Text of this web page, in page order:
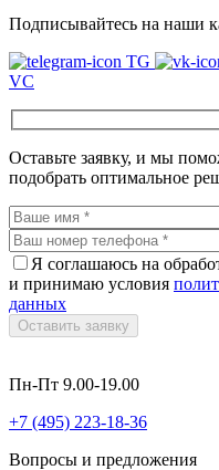
Подписывайтесь на наши
TG
VC
Оставьте заявку, и мы
подобрать оптимальное
Я соглашаюсь на
и принимаю условия
данных
Оставить заявку
Пн-Пт 9.00-19.00
+7 (495) 223-18-36
Вопросы и предложения